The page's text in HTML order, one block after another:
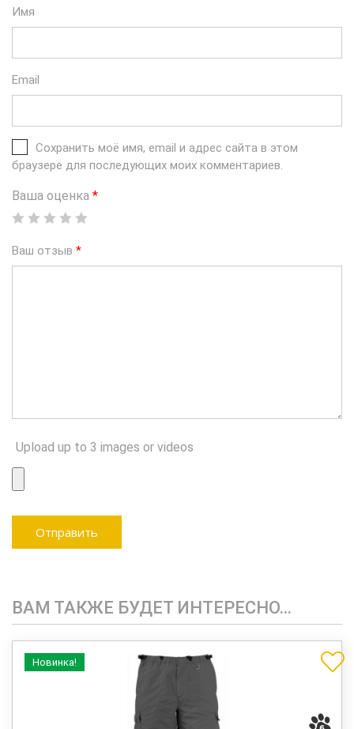
Имя
Email
Сохранить моё имя, email и адрес сайта в этом
браузере для последующих моих комментариев.
Ваша оценка *
Ваш отзыв *
Upload up to 3 images or videos
ВАМ ТАКЖЕ БУДЕТ ИНТЕРЕСНО…
Новинка!